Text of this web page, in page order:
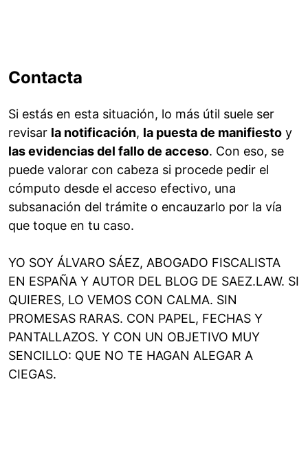
Contacta
Si estás en esta situación, lo más útil suele ser
revisar la notificación, la puesta de manifiesto y
las evidencias del fallo de acceso. Con eso, se
puede valorar con cabeza si procede pedir el
cómputo desde el acceso efectivo, una
subsanación del trámite o encauzarlo por la vía
que toque en tu caso.
YO SOY ÁLVARO SÁEZ, ABOGADO FISCALISTA
EN ESPAÑA Y AUTOR DEL BLOG DE SAEZ.LAW. SI
QUIERES, LO VEMOS CON CALMA. SIN
PROMESAS RARAS. CON PAPEL, FECHAS Y
PANTALLAZOS. Y CON UN OBJETIVO MUY
SENCILLO: QUE NO TE HAGAN ALEGAR A
CIEGAS.